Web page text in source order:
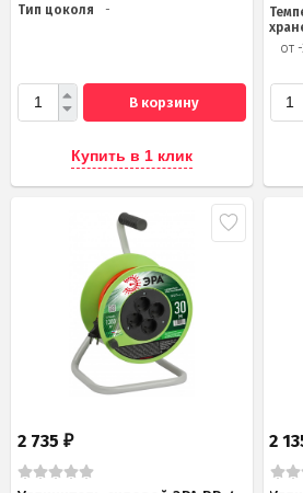
Тип цоколя
-
В корзину
Купить в 1 клик
от
2 735 ₽ 2